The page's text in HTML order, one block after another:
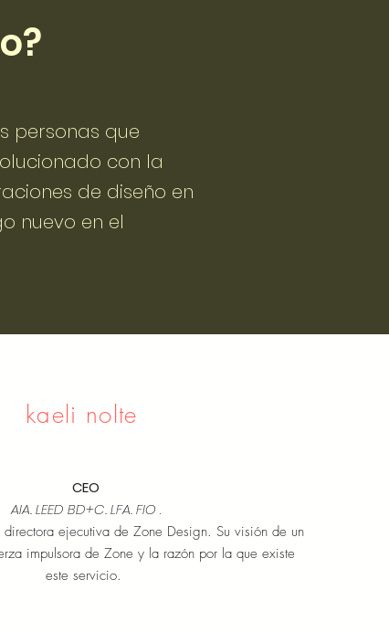
personas que
con la
de diseño en
nuevo en el
kaeli nolte
CEO
AIA. LEED BD+C. LFA. FIO .
ejecutiva de Zone Design. Su visión de un
impulsora de Zone y la razón por la que existe
este servicio.